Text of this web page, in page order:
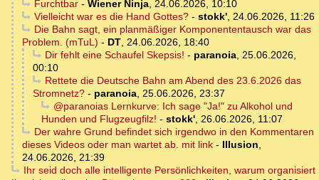
Furchtbar- Wiener Ninja, 24.06.2026, 10:10
Vielleicht war es die Hand Gottes?- stokk', 24.06.2026, 11:26
Die Bahn sagt, ein planmäßiger Komponententausch war das
Problem. (mTuL) - DT, 24.06.2026, 18:40
Dir fehlt eine Schaufel Skepsis! - paranoia, 25.06.2026,
00:10
Rettete die Deutsche Bahn am Abend des 23.6.2026 das
Stromnetz? - paranoia, 25.06.2026, 23:37
@paranoias Lernkurve: Ich sage "Ja!" zu Alkohol und
Hunden und Flugzeugfilz! - stokk', 26.06.2026, 11:07
Der wahre Grund befindet sich irgendwo in den Kommentaren
dieses Videos oder man wartet ab. mit link - Illusion,
24.06.2026, 21:39
Ihr seid doch alle intelligente Persönlichkeiten, warum organisiert